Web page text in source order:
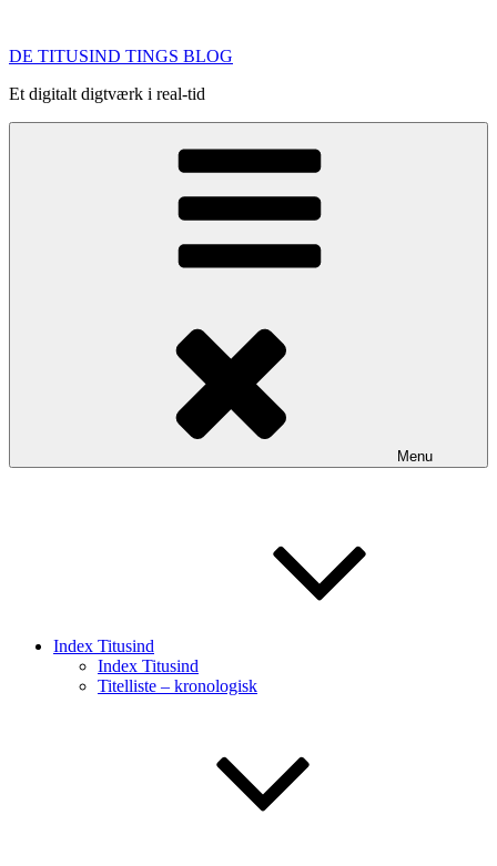
indhold
DE TITUSIND TINGS BLOG
Et digitalt digtværk i real-tid
Menu
Index Titusind
Index Titusind
Titelliste – kronologisk